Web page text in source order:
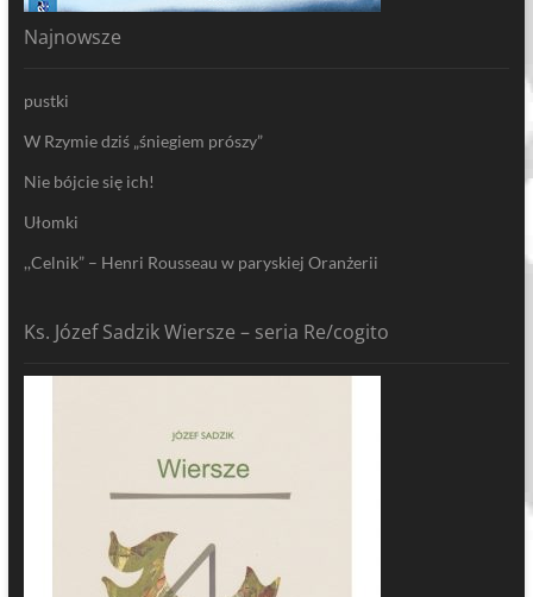
Najnowsze
pustki
W Rzymie dziś „śniegiem prószy”
Nie bójcie się ich!
Ułomki
,,Celnik” – Henri Rousseau w paryskiej Oranżerii
Ks. Józef Sadzik Wiersze – seria Re/cogito